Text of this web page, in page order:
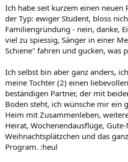
Ich habe seit kurzem einen neuen
der Typ: ewiger Student, bloss
Familiengründung - nein, danke,
viel zu spiessig, Sänger in einer
Schiene" fahren und gucken, was
Ich selbst bin aber ganz anders,
meine Tochter (2) einen
beständigen Partner, der mit
Boden steht, ich wünsche mir ein
Heim mit Zusammenleben,
Heirat, Wochenendausflüge,
Weihnachtsplätzchen und das
Program. :heul